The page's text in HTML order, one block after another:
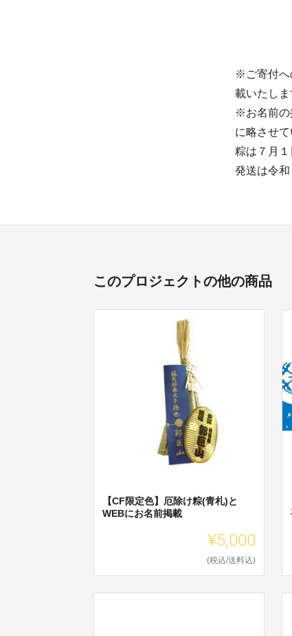
※ご寄付へ
載いたしま
※お名前の
に略させて
粽は７月
発送は令
このプロジェクトの他の商品
【CF限定色】厄除け粽(青札)と
WEBにお名前掲載
¥5,000
(税込/送料込)